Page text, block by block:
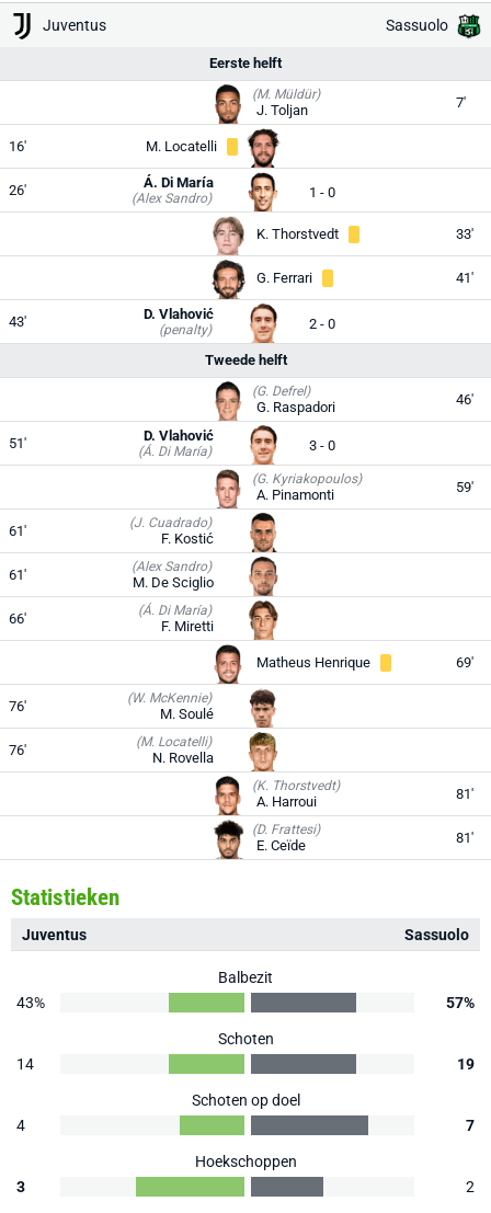
Juventus Sassuolo
Eerste helft
(M. Müldür)
J. Toljan 7'
16' M. Locatelli
26' (Alex Sandro)
Á. Di María
1 - 0
K. Thorstvedt 33'
G. Ferrari 41'
43' (penalty)
D. Vlahović
2 - 0
Tweede helft
(G. Defrel)
G. Raspadori 46'
51' (Á. Di María)
D. Vlahović
3 - 0
(G. Kyriakopoulos)
A. Pinamonti 59'
61' (J. Cuadrado)
F. Kostić
61' (Alex Sandro)
M. De Sciglio
66' (Á. Di María)
F. Miretti
Matheus Henrique 69'
76' (W. McKennie)
M. Soulé
76' (M. Locatelli)
N. Rovella
(K. Thorstvedt)
A. Harroui 81'
(D. Frattesi)
E. Ceïde 81'
Statistieken
Juventus Sassuolo
Balbezit
43%
57%
Schoten
14
19
Schoten op doel
4
7
Hoekschoppen
3
2